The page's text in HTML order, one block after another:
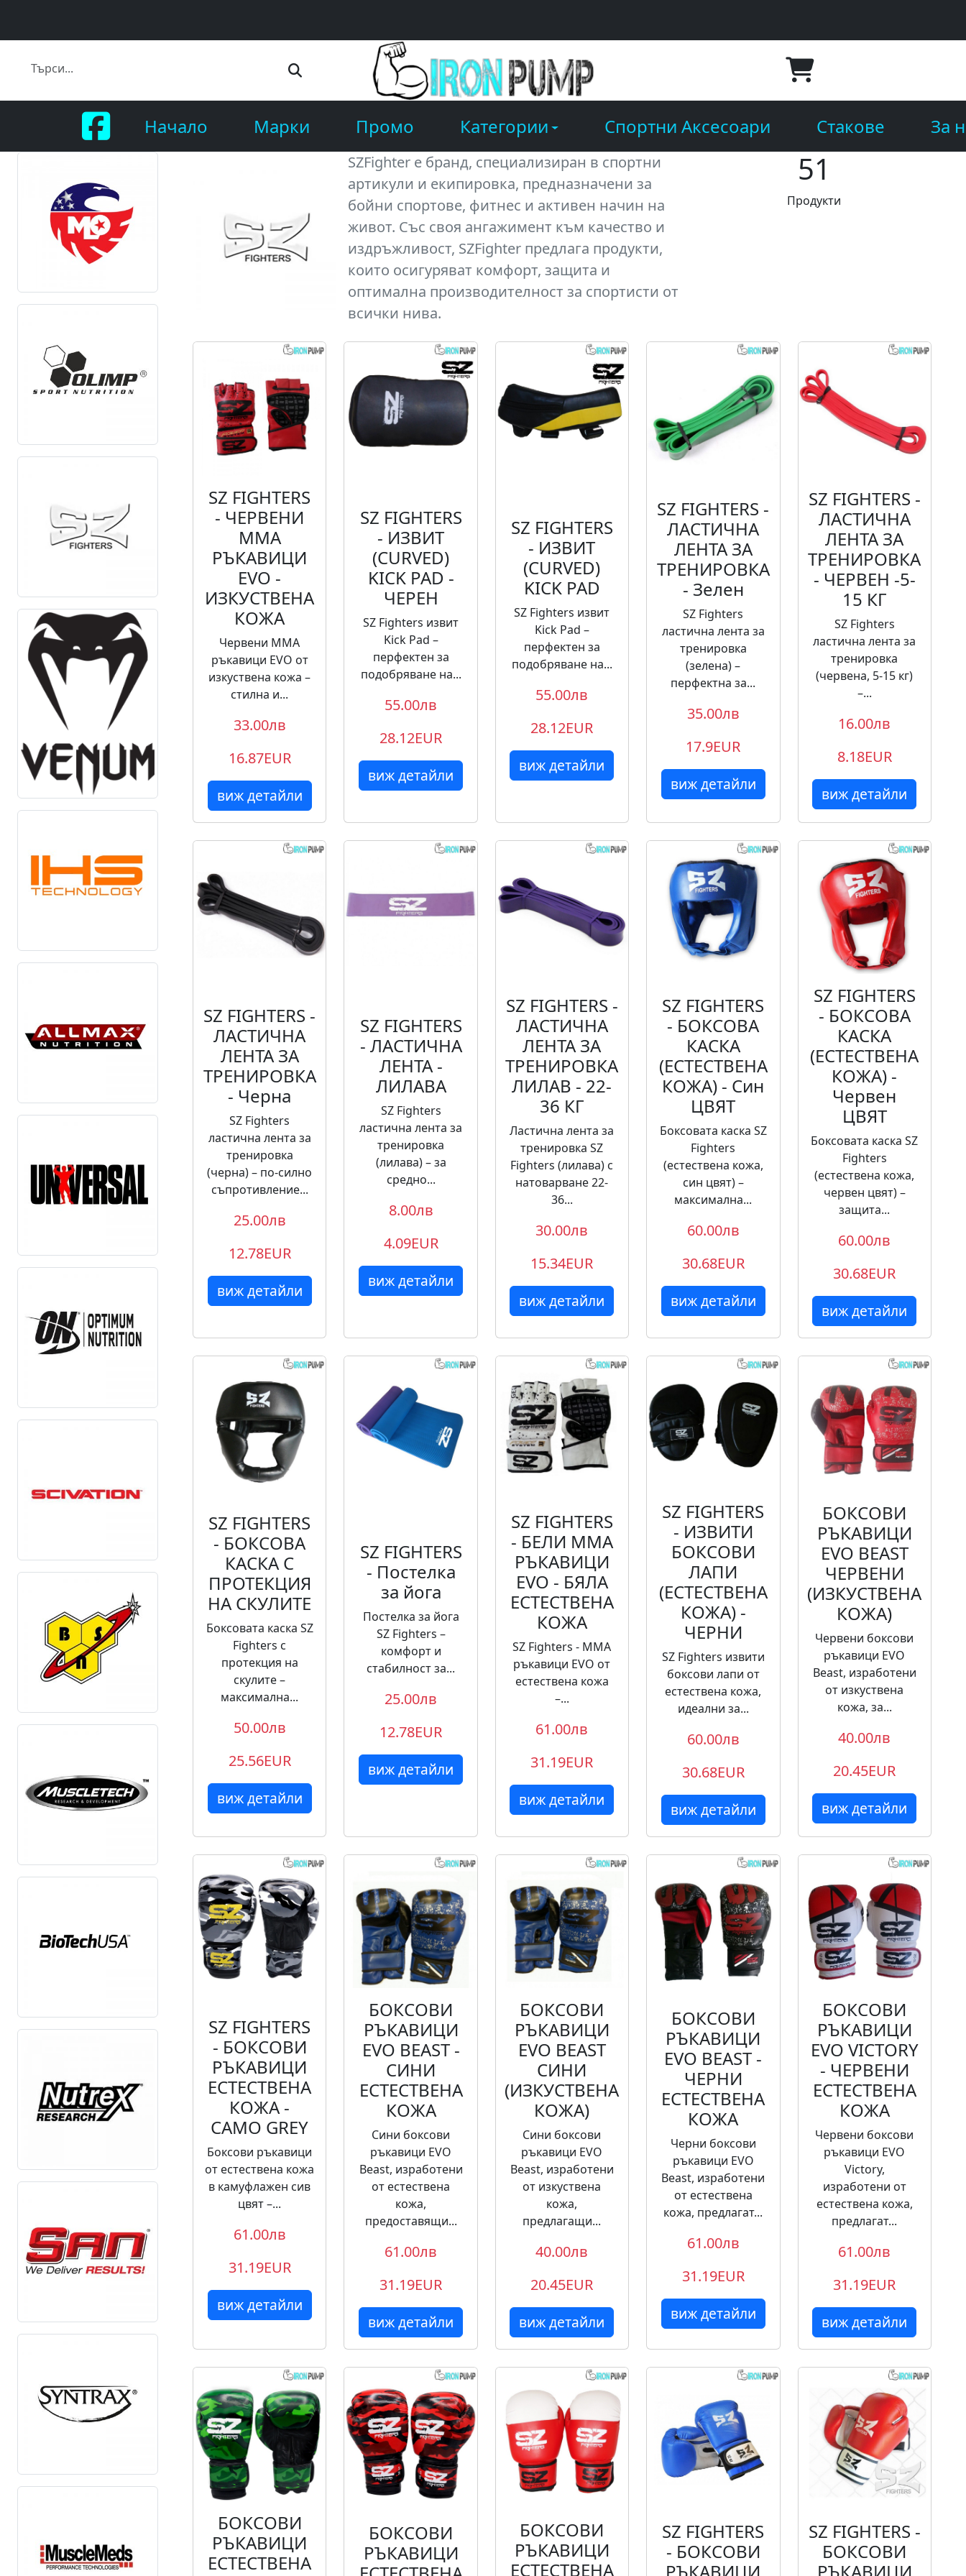
Начало Марки Промо Категории Спортни Аксесоари Стакове За
SZFighter е бранд, специализиран в спортни
артикули и екипировка, предназначени за
бойни спортове, фитнес и активен начин на
живот. Със своя ангажимент към качество и
издръжливост, SZFighter предлага продукти,
които осигуряват комфорт, защита и
оптимална производителност за спортисти от
всички нива.
51
Продукти
SZ FIGHTERS
- ЧЕРВЕНИ
ММА
РЪКАВИЦИ
EVO -
ИЗКУСТВЕНА
КОЖА
Червени ММА
ръкавици EVO от
изкуствена кожа –
стилна и...
33.00лв
16.87EUR
виж детайли
SZ FIGHTERS
- ИЗВИТ
(CURVED)
KICK PAD -
ЧЕРЕН
SZ Fighters извит
Kick Pad –
перфектен за
подобряване на...
55.00лв
28.12EUR
виж детайли
SZ FIGHTERS
- ИЗВИТ
(CURVED)
KICK PAD
SZ Fighters извит
Kick Pad –
перфектен за
подобряване на...
55.00лв
28.12EUR
виж детайли
SZ FIGHTERS -
ЛАСТИЧНА
ЛЕНТА ЗА
ТРЕНИРОВКА
- Зелен
SZ Fighters
ластична лента за
тренировка
(зелена) –
перфектна за...
35.00лв
17.9EUR
виж детайли
SZ FIGHTERS -
ЛАСТИЧНА
ЛЕНТА ЗА
ТРЕНИРОВКА
- ЧЕРВЕН​ -5-
15 КГ
SZ Fighters
ластична лента за
тренировка
(червена, 5-15 кг)
–...
16.00лв
8.18EUR
виж детайли
SZ FIGHTERS -
ЛАСТИЧНА
ЛЕНТА ЗА
ТРЕНИРОВКА
- Черна
SZ Fighters
ластична лента за
тренировка
(черна) – по-силно
съпротивление...
25.00лв
12.78EUR
виж детайли
SZ FIGHTERS
- ЛАСТИЧНА
ЛЕНТА -
ЛИЛАВА​
SZ Fighters
ластична лента за
тренировка
(лилава) – за
средно...
8.00лв
4.09EUR
виж детайли
SZ FIGHTERS -
ЛАСТИЧНА
ЛЕНТА ЗА
ТРЕНИРОВКА
ЛИЛАВ - 22-
36 КГ
Ластична лента за
тренировка SZ
Fighters (лилава) с
натоварване 22-
36...
30.00лв
15.34EUR
виж детайли
SZ FIGHTERS
- БОКСОВА
КАСКА
(ЕСТЕСТВЕНА
КОЖА) - Син
ЦВЯТ
Боксовата каска SZ
Fighters
(естествена кожа,
син цвят) –
максимална...
60.00лв
30.68EUR
виж детайли
SZ FIGHTERS
- БОКСОВА
КАСКА
(ЕСТЕСТВЕНА
КОЖА) -
Червен
ЦВЯТ
Боксовата каска SZ
Fighters
(естествена кожа,
червен цвят) –
защита...
60.00лв
30.68EUR
виж детайли
SZ FIGHTERS
- БОКСОВА
КАСКА С
ПРОТЕКЦИЯ
НА СКУЛИТЕ
Боксовата каска SZ
Fighters с
протекция на
скулите –
максимална...
50.00лв
25.56EUR
виж детайли
SZ FIGHTERS
- Постелка
за йога
Постелка за йога
SZ Fighters –
комфорт и
стабилност за...
25.00лв
12.78EUR
виж детайли
SZ FIGHTERS
- БЕЛИ ММА
РЪКАВИЦИ
EVO - БЯЛА
ЕСТЕСТВЕНА
КОЖА
SZ Fighters - ММА
ръкавици EVO от
естествена кожа
–...
61.00лв
31.19EUR
виж детайли
SZ FIGHTERS
- ИЗВИТИ
БОКСОВИ
ЛАПИ
(ЕСТЕСТВЕНА
КОЖА) -
ЧЕРНИ
SZ Fighters извити
боксови лапи от
естествена кожа,
идеални за...
60.00лв
30.68EUR
виж детайли
БОКСОВИ
РЪКАВИЦИ
EVO BEAST
ЧЕРВЕНИ
(ИЗКУСТВЕНА
КОЖА)
Червени боксови
ръкавици EVO
Beast, изработени
от изкуствена
кожа, за...
40.00лв
20.45EUR
виж детайли
SZ FIGHTERS
- БОКСОВИ
РЪКАВИЦИ
ЕСТЕСТВЕНА
КОЖА -
CAMO GREY
Боксови ръкавици
от естествена кожа
в камуфлажен сив
цвят –...
61.00лв
31.19EUR
виж детайли
БОКСОВИ
РЪКАВИЦИ
EVO BEAST -
СИНИ
ЕСТЕСТВЕНА
КОЖА
Сини боксови
ръкавици EVO
Beast, изработени
от естествена
кожа,
предоставящи...
61.00лв
31.19EUR
виж детайли
БОКСОВИ
РЪКАВИЦИ
EVO BEAST
СИНИ
(ИЗКУСТВЕНА
КОЖА)
Сини боксови
ръкавици EVO
Beast, изработени
от изкуствена
кожа,
предлагащи...
40.00лв
20.45EUR
виж детайли
БОКСОВИ
РЪКАВИЦИ
EVO BEAST -
ЧЕРНИ
ЕСТЕСТВЕНА
КОЖА
Черни боксови
ръкавици EVO
Beast, изработени
от естествена
кожа, предлагат...
61.00лв
31.19EUR
виж детайли
БОКСОВИ
РЪКАВИЦИ
EVO VICTORY
- ЧЕРВЕНИ
ЕСТЕСТВЕНА
КОЖА
Червени боксови
ръкавици EVO
Victory,
изработени от
естествена кожа,
предлагат...
61.00лв
31.19EUR
виж детайли
БОКСОВИ
РЪКАВИЦИ
ЕСТЕСТВЕНА
БОКСОВИ
РЪКАВИЦИ
БОКСОВИ
РЪКАВИЦИ
ЕСТЕСТВЕНА
SZ FIGHTERS
- БОКСОВИ
РЪКАВИЦИ
SZ FIGHTERS -
БОКСОВИ
РЪКАВИЦИ